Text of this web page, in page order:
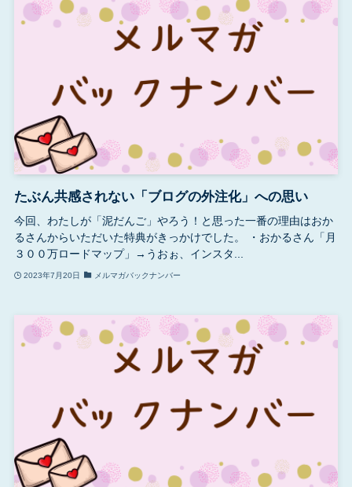
たぶん共感されない「ブログの外注化」への思い
今回、わたしが「泥だんご」やろう！と思った一番の理由はおか
るさんからいただいた特典がきっかけでした。 ・おかるさん「月
３００万ロードマップ」→うおぉ、インスタ...
2023年7月20日 メルマガバックナンバー